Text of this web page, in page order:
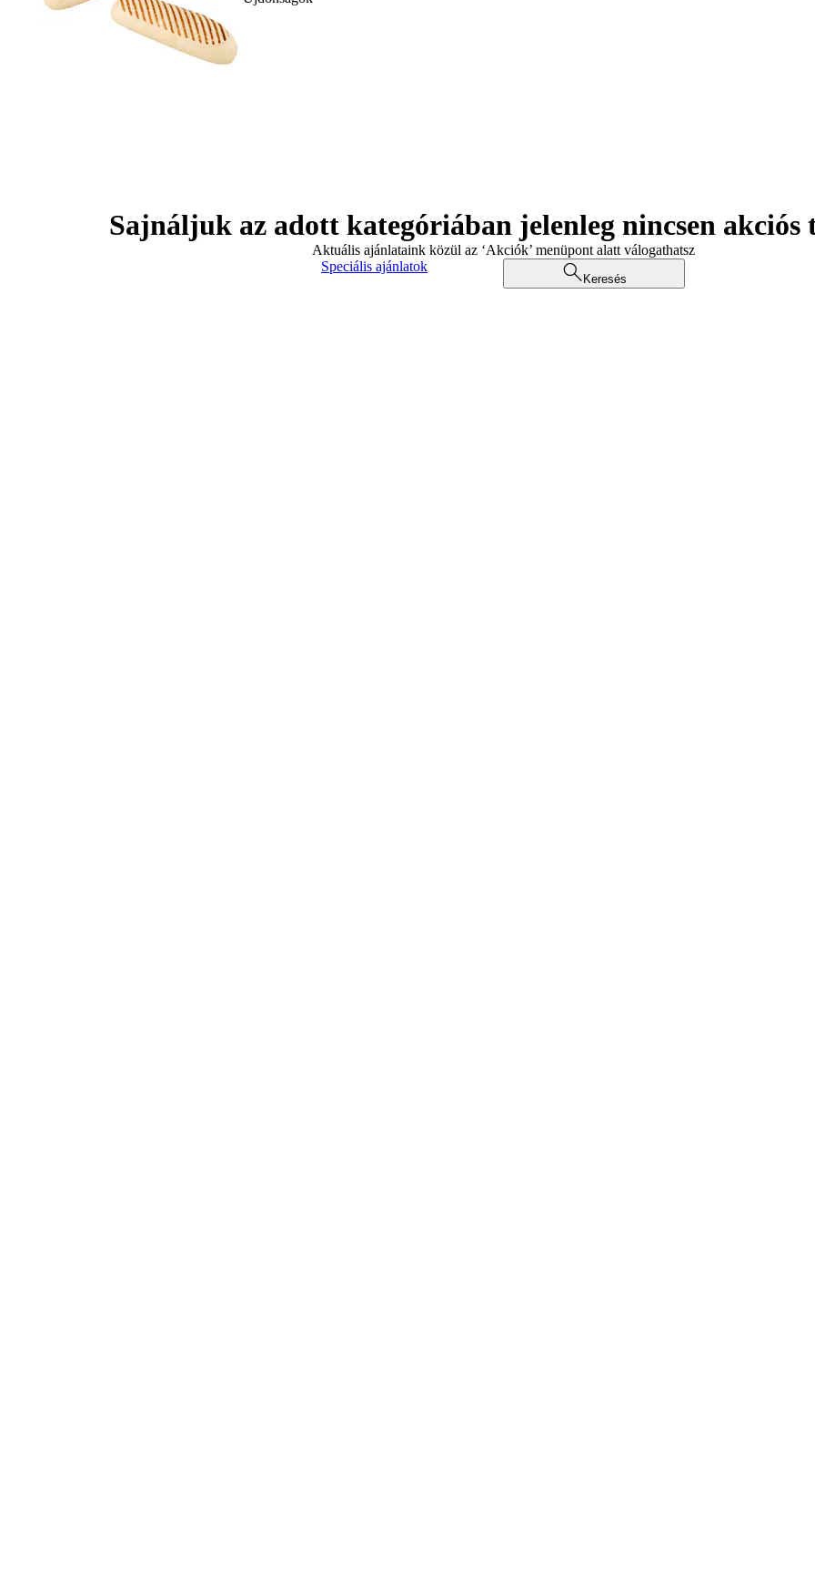
Sajnáljuk az adott kategóriában jelenleg nincsen akciós
Aktuális ajánlataink közül az ‘Akciók’ menüpont alatt válogathatsz
Speciális ajánlatok
Keresés